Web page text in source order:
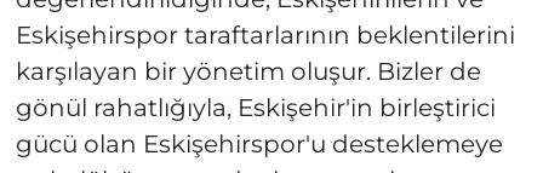
Eskişehirspor taraftarlarının beklentilerini
karşılayan bir yönetim oluşur. Bizler de
gönül rahatlığıyla, Eskişehir'in birleştirici
gücü olan Eskişehirspor'u desteklemeye